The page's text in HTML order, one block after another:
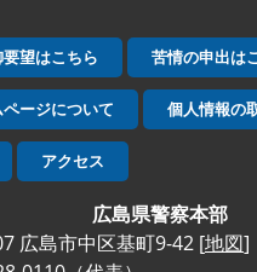
望はこちら 苦情の申出は
ージについて 個人情報の
アクセス
広島県警察本部
広島市中区基町9-42 [地図]